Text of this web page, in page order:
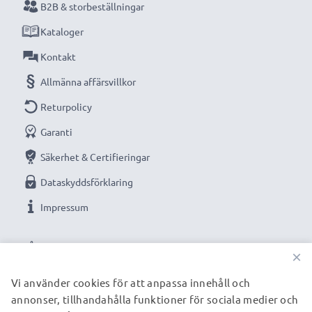
VÅRA BETALNINGSALTERNATIV
B2B & storbeställningar
Kataloger
Kontakt
Allmänna affärsvillkor
Returpolicy
Garanti
Säkerhet & Certifieringar
Dataskyddsförklaring
Impressum
VÅRA FRAKTPARTNERS
×
Vi använder cookies för att anpassa innehåll och
annonser, tillhandahålla funktioner för sociala medier och